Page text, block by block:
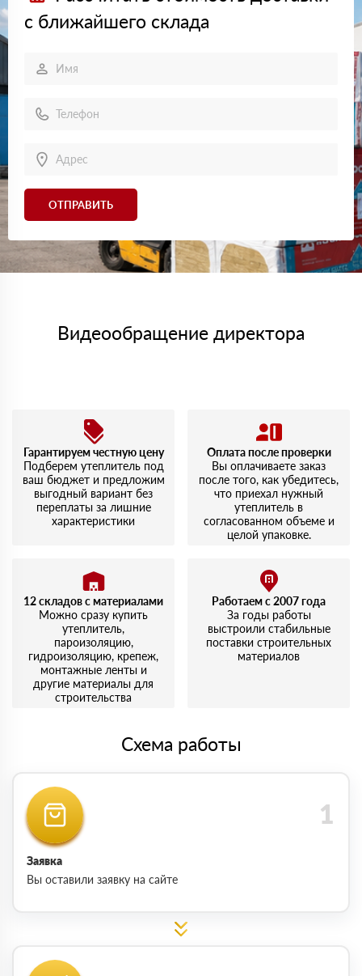
с ближайшего склада
ОТПРАВИТЬ
Видеообращение директора
Гарантируем честную цену
Подберем утеплитель под
ваш бюджет и предложим
выгодный вариант без
переплаты за лишние
характеристики
Оплата после проверки
Вы оплачиваете заказ
после того, как убедитесь,
что приехал нужный
утеплитель в
согласованном объеме и
целой упаковке.
12 складов с материалами
Можно сразу купить
утеплитель,
пароизоляцию,
гидроизоляцию, крепеж,
монтажные ленты и
другие материалы для
строительства
Работаем с 2007 года
За годы работы
выстроили стабильные
поставки строительных
материалов
Схема работы
Заявка
Вы оставили заявку на сайте